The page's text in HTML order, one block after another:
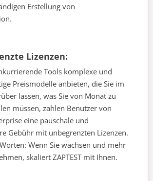
Erstellung von
Lizenzen:
Tools komplexe und
Preismodelle anbieten, die Sie im
lassen, was Sie von Monat zu
müssen, zahlen Benutzer von
eine pauschale und
Gebühr mit unbegrenzten Lizenzen.
Wenn Sie wachsen und mehr
skaliert ZAPTEST mit Ihnen.